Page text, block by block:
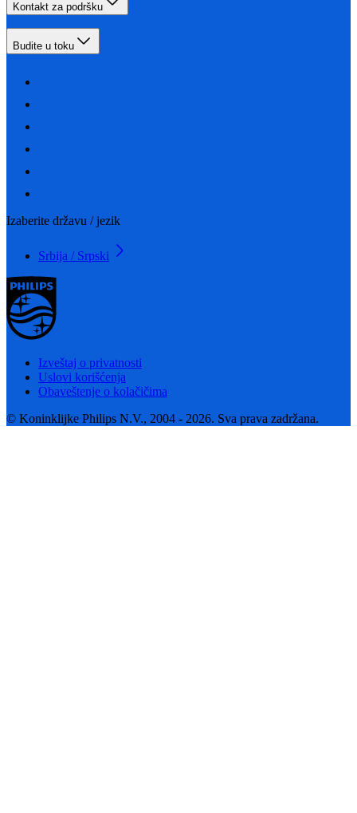
Kontakt za podršku
Budite u toku
Izaberite državu / jezik
Srbija / Srpski
Izveštaj o privatnosti
Uslovi korišćenja
Obaveštenje o kolačičima
© Koninklijke Philips N.V., 2004 - 2026. Sva prava zadržana.